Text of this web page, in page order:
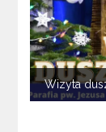
Wizyta